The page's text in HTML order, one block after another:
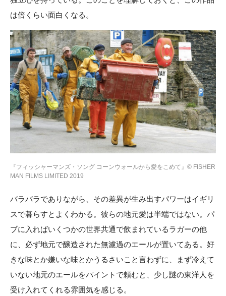
は倍くらい面白くなる。
『フィッシャーマンズ・ソング コーンウォールから愛をこめて』© FISHER
MAN FILMS LIMITED 2019
バラバラでありながら、その差異が生み出すパワーはイギリ
スで暮らすとよくわかる。彼らの地元愛は半端ではない。パ
ブに入ればいくつかの世界共通で飲まれているラガーの他
に、必ず地元で醸造された無濾過のエールが置いてある。好
きな味とか嫌いな味とかうるさいこと言わずに、まず冷えて
いない地元のエールをパイントで頼むと、少し謎の東洋人を
受け入れてくれる雰囲気を感じる。